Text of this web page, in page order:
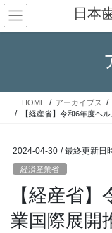
コ
ン
テ
ス
ナ
ビ
ゲ
ン
日本
HOME アーカイブス
【経産省】令和6年度ヘ
2024-04-30 / 最終更新日
経済産業省
【経産省
業国際展開